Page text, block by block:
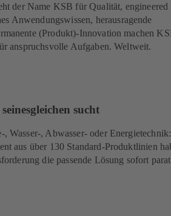
der Name KSB für Qualität, engineered
Anwendungswissen, herausragende
(Produkt)-Innovation machen
anspruchsvolle Aufgaben. Weltweit.
sucht
, Wasser-, Abwasser- oder
aus über 130 Standard-Produktlinien
die passende Lösung sofort